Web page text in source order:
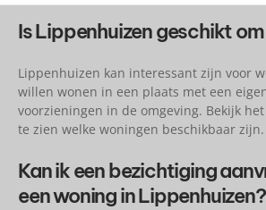
Is Lippenhuizen geschikt
Lippenhuizen kan interessant zijn voor
willen wonen in een plaats met een
voorzieningen in de omgeving. Bekijk
te zien welke woningen beschikbaar zijn.
Kan ik een bezichtiging
een woning in Lippenhuizen?